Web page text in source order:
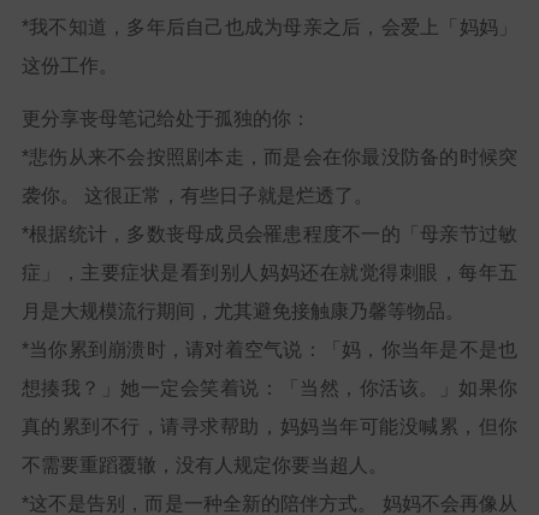
*我不知道，多年后自己也成为母亲之后，会爱上「妈妈」
这份工作。
更分享丧母笔记给处于孤独的你：
*悲伤从来不会按照剧本走，而是会在你最没防备的时候突
袭你。 这很正常，有些日子就是烂透了。
*根据统计，多数丧母成员会罹患程度不一的「母亲节过敏
症」，主要症状是看到别人妈妈还在就觉得刺眼，每年五
月是大规模流行期间，尤其避免接触康乃馨等物品。
*当你累到崩溃时，请对着空气说：「妈，你当年是不是也
想揍我？」她一定会笑着说：「当然，你活该。」如果你
真的累到不行，请寻求帮助，妈妈当年可能没喊累，但你
不需要重蹈覆辙，没有人规定你要当超人。
*这不是告别，而是一种全新的陪伴方式。 妈妈不会再像从